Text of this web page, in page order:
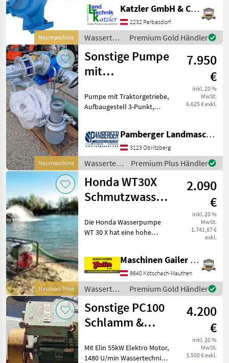
Neumaschine
Oberwasserpumpen sowie
zahlreiche weitere Modelle
für unterschiedlichste Einsa
Katzler GmbH & Co.KG.
2232 Parbasdorf
Wassertechnik
/ Sonstige
Premium Gold Händler
Neumaschine
Sonstige Pumpe
mit
7.950
€
inkl. 20 %
MwSt.
6.625 € exkl.
Pumpe mit Traktorgetriebe,
Aufbaugestell 3-Punkt,
Wassertechnik Pumpe oder
Tauchpumpe
Pamberger Landmaschinentechnik GmbH
3123 Obritzberg
Wassertechnik
/ Sonstige
Premium Plus Händler
Neumaschine
Honda WT30X
Schmutzwasserpumpe
2.090
€
inkl. 20 %
MwSt.
1.741,67 €
exkl.
Die Honda Wasserpumpe
WT 30 X hat eine hohe
Diese Wasserpumpe vom
Marktführer Honda ist aus
langlebigem Gussst
Maschinen Gailer GmbH
9640 Kötschach-Mauthen
Wassertechnik
/ Honda
Premium Gold Händler
Sonstige PC100
Schlamm &
4.200
€
inkl. 20 %
MwSt.
3.500 € exkl.
Mit Elin 55kW Elektro Motor,
1480 U/min Wassertechnik